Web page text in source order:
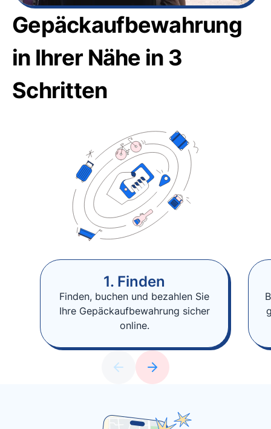
Gepäckaufbewahrung
in Ihrer Nähe in 3
Schritten
1. Finden
Finden, buchen und bezahlen Sie
Ihre Gepäckaufbewahrung sicher
online.